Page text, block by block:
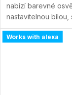
nabízí barevné
nastavitelnou bílou,
pokročilé
potřeby centrální
Works with alexa